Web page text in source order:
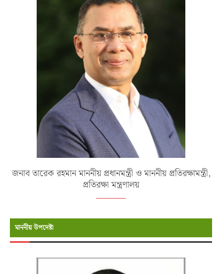
জনাব তারেক রহমান মাননীয় প্রধানমন্ত্রী ও মাননীয় প্রতিরক্ষামন্ত্রী,
প্রতিরক্ষা মন্ত্রণালয়
মাননীয় উপদেষ্টা